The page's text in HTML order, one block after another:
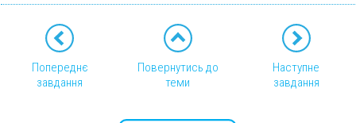
Попереднє
завдання
Повернутись до
теми
Наступне
завдання